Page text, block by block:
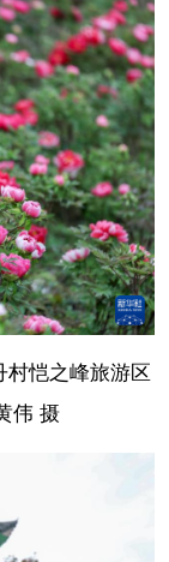
恺之峰旅游区
伟 摄